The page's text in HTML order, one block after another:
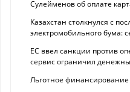
Сулейменов об оплате
Казахстан столкнулся с
электромобильного бума:
ЕС ввел санкции против
сервис ограничил
Льготное